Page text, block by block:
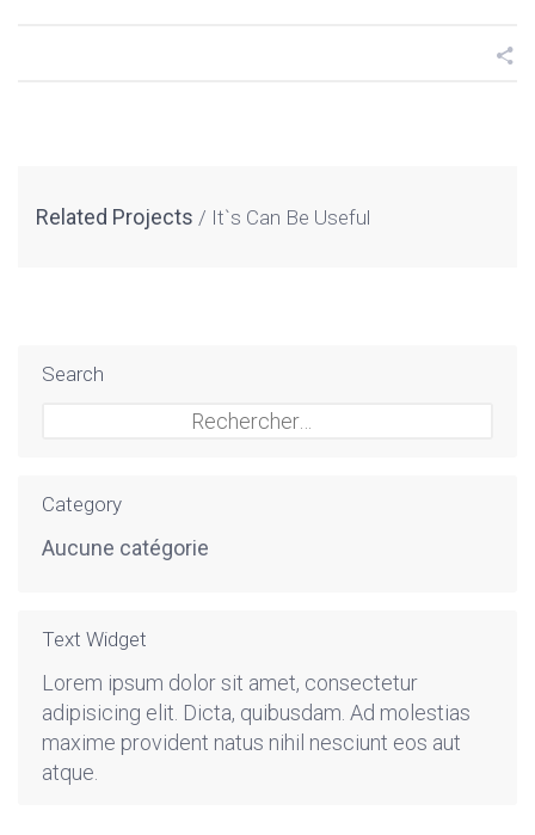
Related Projects It`s Can Be Useful
Search
Category
Aucune catégorie
Text Widget
Lorem ipsum dolor sit amet, consectetur
adipisicing elit. Dicta, quibusdam. Ad molestias
maxime provident natus nihil nesciunt eos aut
atque.